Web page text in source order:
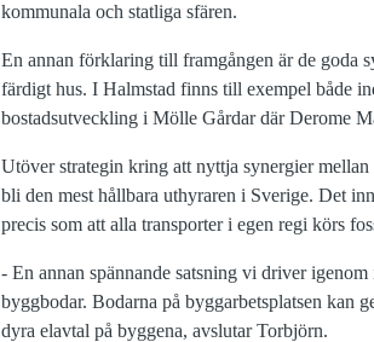
kommunala och statliga sfären.
En annan förklaring till framgången är de goda
färdigt hus. I Halmstad finns till exempel både
bostadsutveckling i Mölle Gårdar där Derome
Utöver strategin kring att nyttja synergier
bli den mest hållbara uthyraren i Sverige. Det
precis som att alla transporter i egen regi körs
- En annan spännande satsning vi driver
byggbodar. Bodarna på byggarbetsplatsen kan
dyra elavtal på byggena, avslutar Torbjörn.